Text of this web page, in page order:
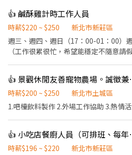
👍 鹹酥雞計時工作人員
時薪$220 ~ $250
新北市新莊區
週三、週四、週日（17：00-01：00）
（工作很累很忙，希望能穩定不隨意請
依上手程度調整薪資及獎金（炸手起薪
獎金制度🔥 🔥工作單純上手快 🌟希望能
但獎金不會少給 💥歡迎真的很缺錢，肯
👍 景觀
時薪$200 ~ $250
新北市土城區
1.吧檯飲料製作 2.外場工作協助 3.熱情
👍 小吃
時薪$196 ~ $220
新北市新莊區